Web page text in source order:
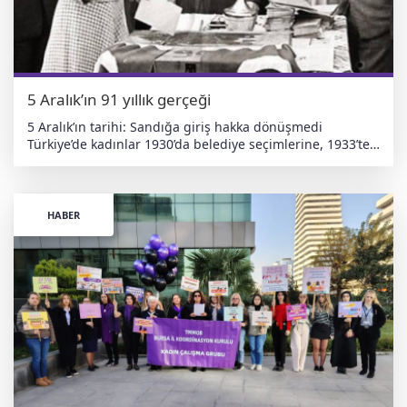
ve hukuki destek aldığı da öğrenildi. haberdeger.com
Bağımsız • Yerli • Antiemperyalist
5 Aralık’ın 91 yıllık gerçeği
5 Aralık’ın tarihi: Sandığa giriş hakka dönüşmedi
Türkiye’de kadınlar 1930’da belediye seçimlerine, 1933’te
önemli reformlarından biri olarak tarihe geçti. 1935
seçimlerinde 18 kadın milletvekili Meclis’e girdi ve Türkiye
o dönem dünya ortalamasının üzerinde temsil oranına
ulaştı. Ancak 91 yıl sonra tablo tam tersine döndü;
TBMM’deki kadın oranı hâlâ yüzde 20’nin altında. Türkiye,
185 ülke arasında 126’ncı sıraya gerileyerek, elde ettiği
tarihi kazanımı sürdüremeyen ülkeler arasında yer aldı.
Bu durum, siyasal hakların kağıt üzerinde tanınmasının
gerçek eşitliği yaratmadığını açık biçimde gösteriyor.
Türkiye’de kadın hakları: Kazanımların gölgesinde
gerileme Kadınlara siyasal hakların erken verilmesi
Türkiye açısından önemli olsa da, son yıllarda bu hakların
pratik karşılığı zayıfladı. Türkiye’nin İstanbul
HABER